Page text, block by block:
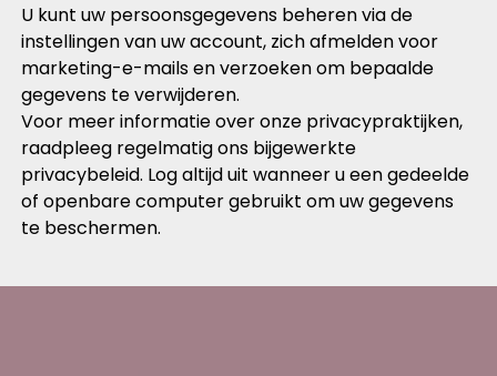
U kunt uw persoonsgegevens beheren via de
instellingen van uw account, zich afmelden voor
marketing-e-mails en verzoeken om bepaalde
gegevens te verwijderen.
Voor meer informatie over onze privacypraktijken,
raadpleeg regelmatig ons bijgewerkte
privacybeleid. Log altijd uit wanneer u een gedeelde
of openbare computer gebruikt om uw gegevens
te beschermen.